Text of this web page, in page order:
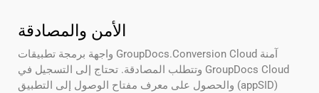
الأمن والمصادقة
واجهة برمجة تطبيقات GroupDocs.Conversion Cloud آمنة
وتتطلب المصادقة. تحتاج إلى التسجيل في GroupDocs Cloud
والحصول على معرف مفتاح الوصول إلى التطبيق (appSID)